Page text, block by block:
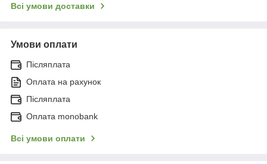
Всі умови доставки
Умови оплати
Післяплата
Оплата на рахунок
Післяплата
Оплата monobank
Всі умови оплати